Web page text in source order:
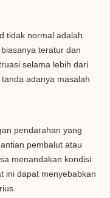
tidak normal adalah
teratur dan
selama lebih dari
adanya masalah
pendarahan yang
pembalut atau
menandakan kondisi
ini dapat menyebabkan